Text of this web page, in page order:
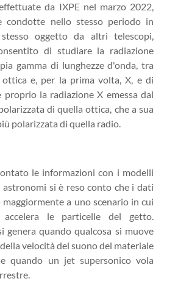
da IXPE nel marzo 2022,
condotte nello stesso periodo in
oggetto da altri telescopi,
di studiare la radiazione
gamma di lunghezze d'onda, tra
e, per la prima volta, X, e di
proprio la radiazione X emessa dal
di quella ottica, che a sua
polarizzata di quella radio.
le informazioni con i modelli
si è reso conto che i dati
a uno scenario in cui
le particelle del getto.
genera quando qualcosa si muove
velocità del suono del materiale
quando un jet supersonico vola